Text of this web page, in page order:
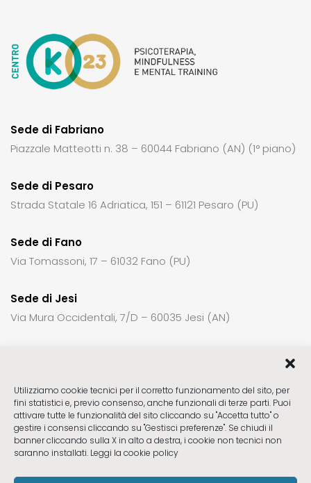
Utilizziamo cookie tecnici per il corretto funzionamento del sito, per
fini statistici e, previo consenso, anche funzionali di terze parti. Puoi
attivare tutte le funzionalità del sito cliccando su "Accetta tutto" o
gestire i consensi cliccando su "Gestisci preferenze". Se chiudi il
banner cliccando sulla X in alto a destra, i cookie non tecnici non
saranno installati. Leggi la cookie policy
Sede di Fabriano
Piazzale Matteotti n. 38 – 60044 Fabriano (AN) (1° piano)
Sede di Pesaro
Strada Statale 16 Adriatica, 151 – 61121 Pesaro (PU)
Sede di Fano
Via Tomassoni, 17 – 61032 Fano (PU)
Sede di Jesi
Via Mura Occidentali, 7/D – 60035 Jesi (AN)
Sede di Fabrianoctck23@gmail.com
Sede di Pesaroctck23pu@gmail.com
Sede di Fanoctck23pu@gmail.com
ctck23jesi@gmail.com